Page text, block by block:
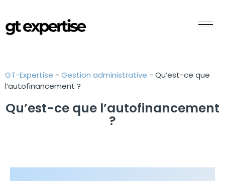
GT-Expertise - Gestion administrative - Qu’est-ce que
l’autofinancement ?
Qu’est-ce que l’autofinancement
?